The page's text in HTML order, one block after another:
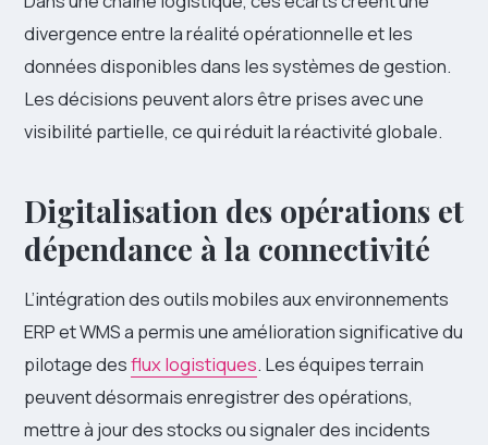
divergence entre la réalité opérationnelle et les
données disponibles dans les systèmes de gestion.
Les décisions peuvent alors être prises avec une
visibilité partielle, ce qui réduit la réactivité globale.
Digitalisation des opérations et
dépendance à la connectivité
L’intégration des outils mobiles aux environnements
ERP et WMS a permis une amélioration significative du
pilotage desflux logistiques. Les équipes terrain
peuvent désormais enregistrer des opérations,
mettre à jour des stocks ou signaler des incidents